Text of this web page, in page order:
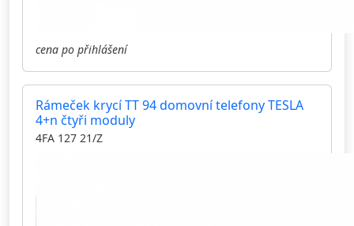
cena po přihlášení
Rámeček krycí TT 94 domovní telefony TESLA
4+n čtyři moduly
4FA 127 21/Z